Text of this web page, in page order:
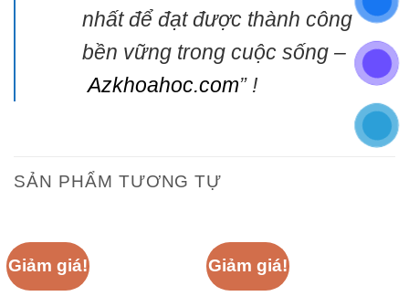
nhất để đạt được thành công
bền vững trong cuộc sống –
Azkhoahoc.com” !
SẢN PHẨM TƯƠNG TỰ
Giảm giá! Giảm giá!